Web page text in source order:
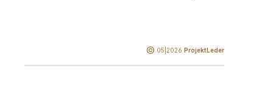
© 05|2026 ProjektLeder